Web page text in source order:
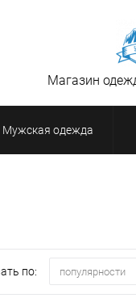
Магазин
Мужская одежда
по: популярности